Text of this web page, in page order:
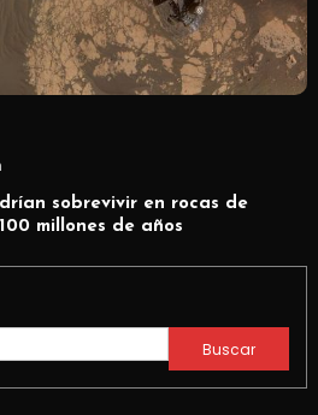
sobrevivir en rocas de
millones de años
Buscar: